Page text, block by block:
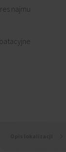
najmu